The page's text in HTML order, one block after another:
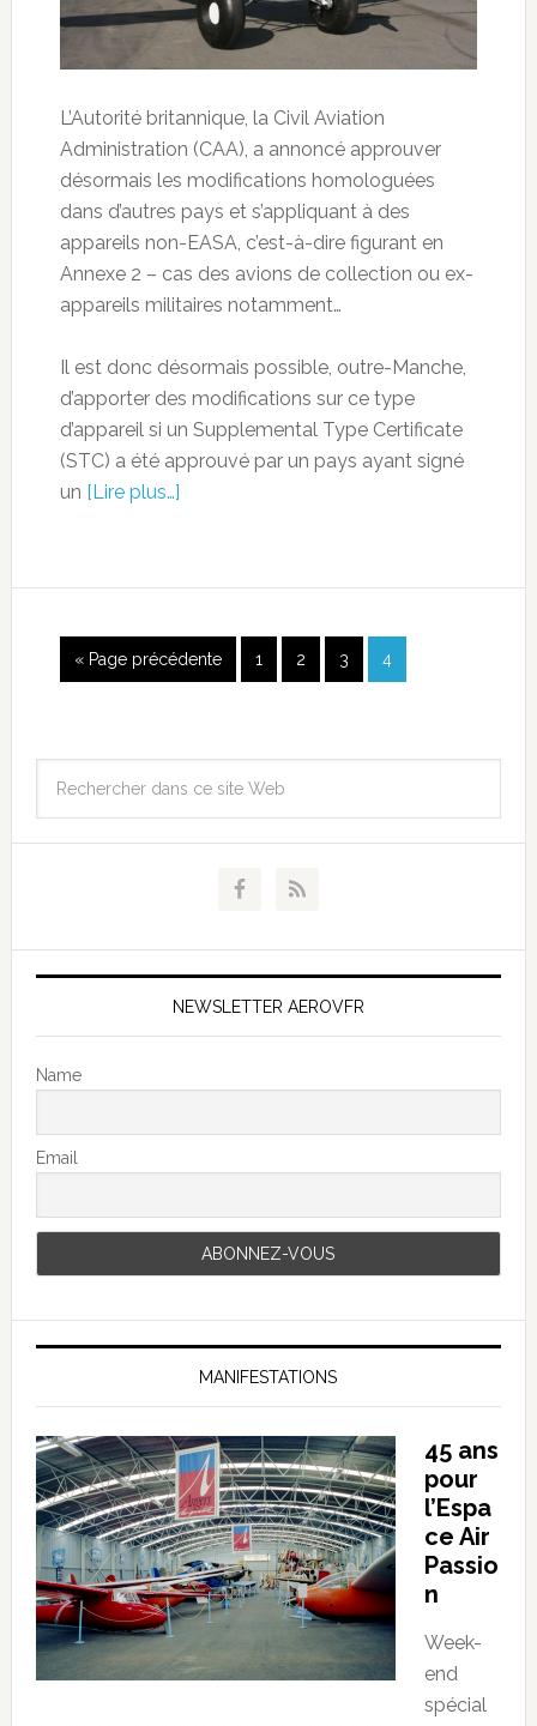
L’Autorité britannique, la Civil Aviation
Administration (CAA), a annoncé approuver
désormais les modifications homologuées
dans d’autres pays et s’appliquant à des
appareils non-EASA, c’est-à-dire figurant en
Annexe 2 – cas des avions de collection ou ex-
appareils militaires notamment…
Il est donc désormais possible, outre-Manche,
d’apporter des modifications sur ce type
d’appareil si un Supplemental Type Certificate
(STC) a été approuvé par un pays ayant signé
un [Lire plus…]
« Page précédente 1 2 3 4
NEWSLETTER AEROVFR
Name
Email
MANIFESTATIONS
45 ans
pour
l’Espa
ce Air
Passio
n
Week-
end
spécial